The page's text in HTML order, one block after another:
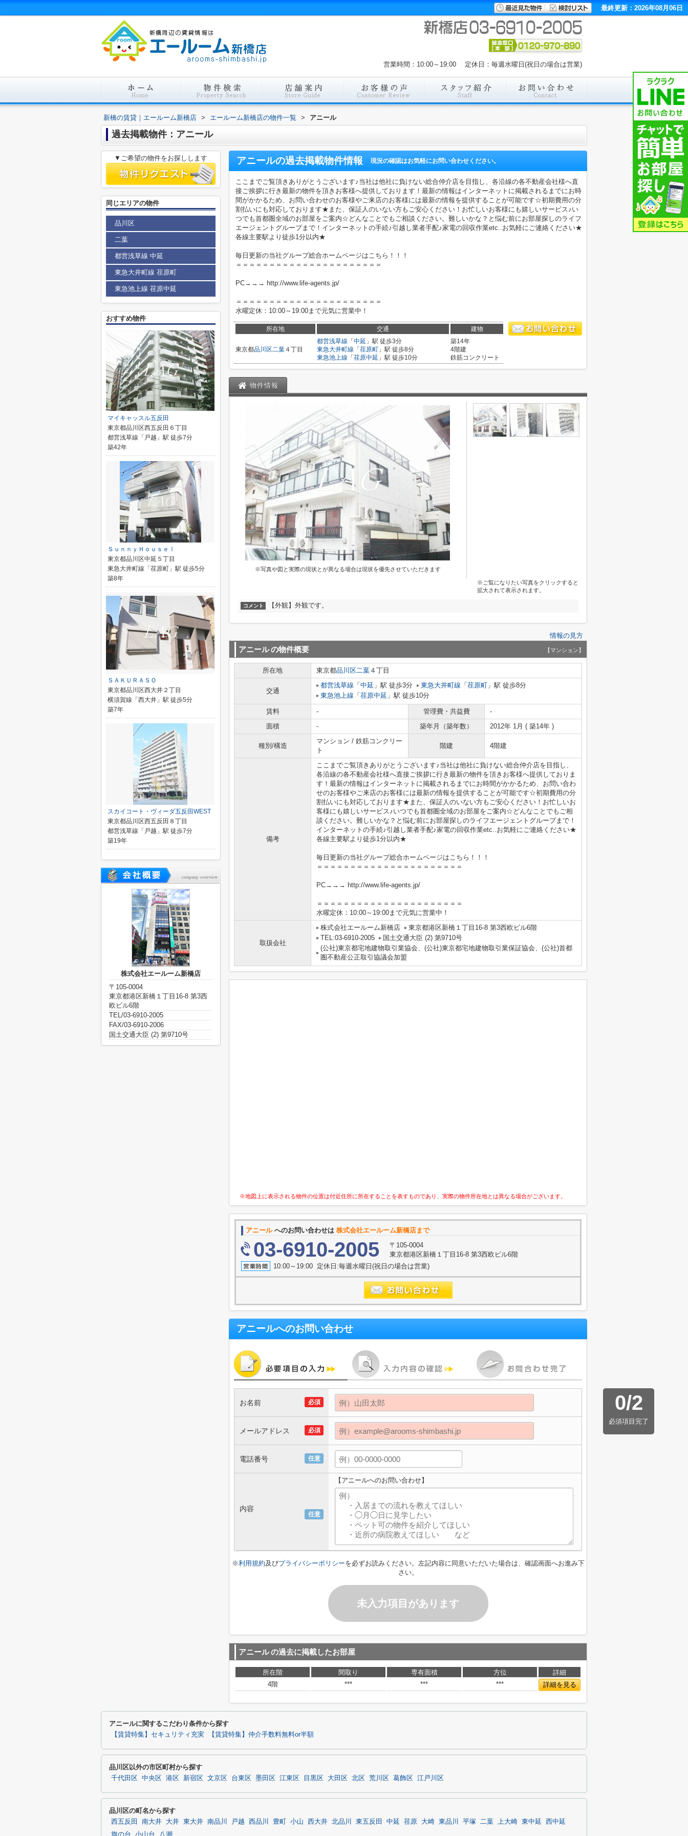
最終更新：2026年08月06日
営業時間：10:00～19:00 定休日：毎週水曜日(祝日の場合は営業)
新橋の賃貸｜エールーム新橋店 > エールーム新橋店の物件一覧 > アニール
過去掲載物件：アニール
アニールの過去掲載物件情報 現況の確認はお気軽にお問い合わせください。
ここまでご覧頂きありがとうございます♪当社は他社に負けない総合仲介店を目指し、各沿線の各不動産会社様へ直
接ご挨拶に行き最新の物件を頂きお客様へ提供しております！最新の情報はインターネットに掲載されるまでにお時
間がかかるため、お問い合わせのお客様やご来店のお客様には最新の情報を提供することが可能です☆初期費用の分
割払いにも対応しております★また、保証人のいない方もご安心ください！お忙しいお客様にも嬉しいサービス♪い
つでも首都圏全域のお部屋をご案内☆どんなことでもご相談ください。難しいかな？と悩む前にお部屋探しのライフ
エージェントグループまで！インターネットの手続♪引越し業者手配♪家電の回収作業etc..お気軽にご連絡ください★
各線主要駅より徒歩1分以内★
毎日更新の当社グループ総合ホームページはこちら！！！
＝＝＝＝＝＝＝＝＝＝＝＝＝＝＝＝＝＝＝＝＝＝
PC→→→ http://www.life-agents.jp/
＝＝＝＝＝＝＝＝＝＝＝＝＝＝＝＝＝＝＝＝＝＝
水曜定休：10:00～19:00まで元気に営業中！
所在地 交通 建物
東京都品川区二葉４丁目
都営浅草線 「 中延 」駅 徒歩3分
東急大井町線 「 荏原町 」駅 徒歩8分
東急池上線 「 荏原中延 」駅 徒歩10分
築14年
4階建
鉄筋コンクリート
物件情報
※写真や図と実際の現状とが異なる場合は現状を優先させていただきます
※ご覧になりたい写真をクリックすると
拡大されて表示されます。
コメント 【外観】外観です。
情報の見方
アニールの物件概要 【マンション】
所在地 東京都品川区二葉 ４丁目
交通
都営浅草線 「 中延 」駅 徒歩3分 東急大井町線 「 荏原町 」駅 徒歩8分
東急池上線 「 荏原中延 」駅 徒歩10分
賃料 - 管理費・共益費
-
面積
- 築年月（築年数） 2012年 1月 ( 築14年 )
種別/構造
マンション / 鉄筋コンクリー
ト
階建 4階建
備考
ここまでご覧頂きありがとうございます♪当社は他社に負けない総合仲介店を目指し、
各沿線の各不動産会社様へ直接ご挨拶に行き最新の物件を頂きお客様へ提供しておりま
す！最新の情報はインターネットに掲載されるまでにお時間がかかるため、お問い合わ
せのお客様やご来店のお客様には最新の情報を提供することが可能です☆初期費用の分
割払いにも対応しております★また、保証人のいない方もご安心ください！お忙しいお
客様にも嬉しいサービス♪いつでも首都圏全域のお部屋をご案内☆どんなことでもご相
談ください。難しいかな？と悩む前にお部屋探しのライフエージェントグループまで！
インターネットの手続♪引越し業者手配♪家電の回収作業etc..お気軽にご連絡ください★
各線主要駅より徒歩1分以内★
毎日更新の当社グループ総合ホームページはこちら！！！
＝＝＝＝＝＝＝＝＝＝＝＝＝＝＝＝＝＝＝＝＝＝
PC→→→ http://www.life-agents.jp/
＝＝＝＝＝＝＝＝＝＝＝＝＝＝＝＝＝＝＝＝＝＝
水曜定休：10:00～19:00まで元気に営業中！
取扱会社
株式会社エールーム新橋店
東京都港区新橋１丁目16-8 第3西欧ビル6階
TEL:03-6910-2005
国土交通大臣 (2) 第9710号
(公社)東京都宅地建物取引業協会、(公社)東京都宅地建物取引業保証協会、(公社)首都
圏不動産公正取引協議会加盟
※地図上に表示される物件の位置は付近住所に所在することを表すものであり、実際の物件所在地とは異なる場合がございます。
アニールへのお問い合わせは 株式会社エールーム新橋店まで
03-6910-2005
〒105-0004
東京都港区新橋１丁目16-8 第3西欧ビル6階
10:00～19:00 定休日:毎週水曜日(祝日の場合は営業)
アニールへのお問い合わせ
0/2
必須項目完了
必須
お名前
必須
メールアドレス
任意
電話番号
任意
内容
【アニールへのお問い合わせ】
※利用規約及びプライバシーポリシーを必ずお読みください。左記内容に同意いただいた場合は、確認画面へお進み下
さい。
未入力項目があります
アニールの過去に掲載したお部屋
所在階 間取り 専有面積 方位
詳細
4階
*** *** *** 詳細を見る
▼ご希望の物件をお探しします
同じエリアの物件
品川区
二葉
都営浅草線 中延
東急大井町線 荏原町
東急池上線 荏原中延
おすすめ物件
マイキャッスル五反田
東京都品川区西五反田６丁目
都営浅草線「戸越」駅 徒歩7分
築42年
ＳｕｎｎｙＨｏｕｓｅⅠ
東京都品川区中延５丁目
東急大井町線「荏原町」駅 徒歩5分
築8年
ＳＡＫＵＲＡＳＯ
東京都品川区西大井２丁目
横須賀線「西大井」駅 徒歩5分
築7年
スカイコート・ヴィーダ五反田WEST
東京都品川区西五反田８丁目
都営浅草線「戸越」駅 徒歩7分
築19年
株式会社エールーム新橋店
〒105-0004
東京都港区新橋１丁目16-8 第3西
欧ビル6階
TEL/03-6910-2005
FAX/03-6910-2006
国土交通大臣 (2) 第9710号
アニールに関するこだわり条件から探す
【賃貸特集】セキュリティ充実 【賃貸特集】仲介手数料無料or半額
品川区以外の市区町村から探す
千代田区 中央区 港区 新宿区 文京区 台東区 墨田区 江東区 目黒区 大田区 北区 荒川区 葛飾区 江戸川区
品川区の町名から探す
西五反田 南大井 大井 東大井 南品川 戸越 西品川 豊町 小山 西大井 北品川 東五反田 中延 荏原 大崎 東品川 平塚 二葉 上大崎 東中延
西中延
旗の台
小山台 八潮